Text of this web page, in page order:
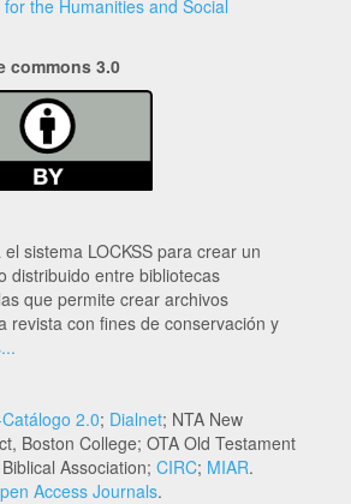
the Humanities and Social
commons 3.0
sistema LOCKSS para crear un
distribuido entre bibliotecas
que permite crear archivos
revista con fines de conservación y
2.0; Dialnet; NTA New
Boston College; OTA Old Testament
Association; CIRC; MIAR.
Access Journals.